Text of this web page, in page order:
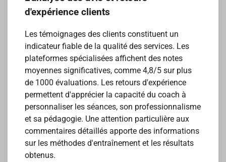
d'expérience clients
Les témoignages des clients constituent un
indicateur fiable de la qualité des services. Les
plateformes spécialisées affichent des notes
moyennes significatives, comme 4,8/5 sur plus
de 1000 évaluations. Les retours d'expérience
permettent d'apprécier la capacité du coach à
personnaliser les séances, son professionnalisme
et sa pédagogie. Une attention particulière aux
commentaires détaillés apporte des informations
sur les méthodes d'entraînement et les résultats
obtenus.